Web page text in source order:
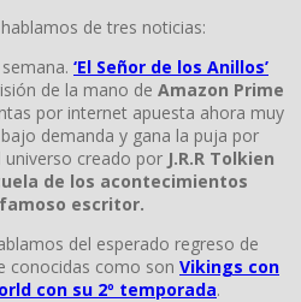
de tres noticias:
‘El Señor de los Anillos’
de la mano de Amazon Prime
por internet apuesta ahora muy
demanda y gana la puja por
universo creado por J.R.R Tolkien
de los acontecimientos
escritor.
del esperado regreso de
conocidas como son Vikings con
con su 2º temporada.